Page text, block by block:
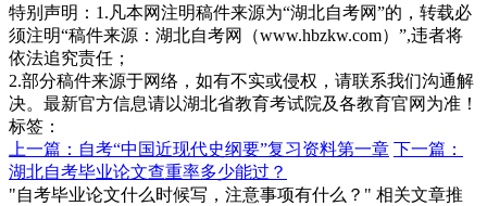
特别声明：1.凡本网注明稿件来源为“湖北自考网”的，转载必
须注明“稿件来源：湖北自考网（www.hbzkw.com）”,违者将
依法追究责任；
2.部分稿件来源于网络，如有不实或侵权，请联系我们沟通解
决。最新官方信息请以湖北省教育考试院及各教育官网为准！
标签：
上一篇：自考“中国近现代史纲要”复习资料第一章 下一篇：
湖北自考毕业论文查重率多少能过？
"自考毕业论文什么时候写，注意事项有什么？" 相关文章推